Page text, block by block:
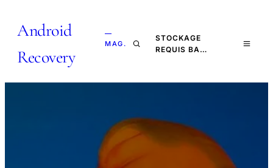
Android
Recovery
—
MAG.
STOCKAGE
REQUIS BA…